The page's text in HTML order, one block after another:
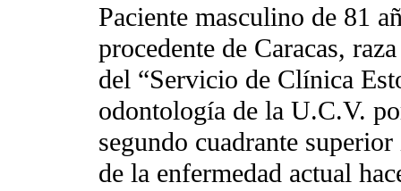
Paciente masculino de 81
procedente de Caracas,
del “Servicio de Clínica
odontología de la U.C.V.
segundo cuadrante
de la enfermedad actual